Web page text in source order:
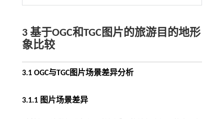
3 基于OGC和TGC图片的旅游目的地形
象比较
3.1 OGC与TGC图片场景差异分析
3.1.1 图片场景差异